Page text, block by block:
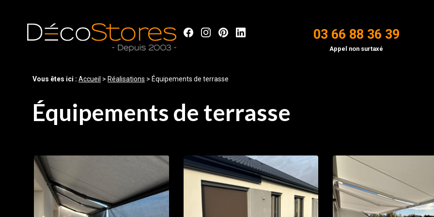
03 66 88 36 39
Appel non surtaxé
Vous êtes ici :Accueil > Réalisations > Équipements de terrasse
Équipements de terrasse